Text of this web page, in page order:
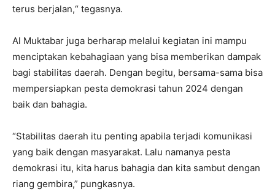
terus berjalan,“ tegasnya.
Al Muktabar juga berharap melalui kegiatan ini mampu
menciptakan kebahagiaan yang bisa memberikan dampak
bagi stabilitas daerah. Dengan begitu, bersama-sama bisa
mempersiapkan pesta demokrasi tahun 2024 dengan
baik dan bahagia.
“Stabilitas daerah itu penting apabila terjadi komunikasi
yang baik dengan masyarakat. Lalu namanya pesta
demokrasi itu, kita harus bahagia dan kita sambut dengan
riang gembira,” pungkasnya.